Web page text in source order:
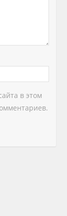
в этом